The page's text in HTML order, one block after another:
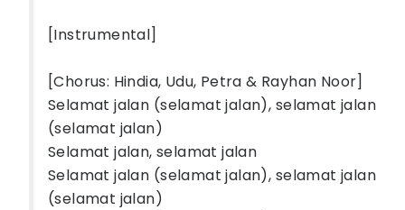
[Instrumental]
[Chorus: Hindia, Udu, Petra & Rayhan Noor]
Selamat jalan (selamat jalan), selamat jalan
(selamat jalan)
Selamat jalan, selamat jalan
Selamat jalan (selamat jalan), selamat jalan
(selamat jalan)